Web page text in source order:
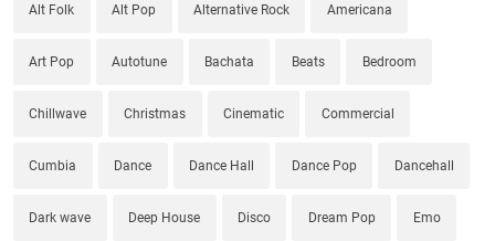
Alt Folk Alt Pop Alternative Rock Americana
Art Pop Autotune Bachata Beats Bedroom
Chillwave Christmas Cinematic Commercial
Cumbia Dance Dance Hall Dance Pop Dancehall
Dark wave Deep House Disco Dream Pop Emo